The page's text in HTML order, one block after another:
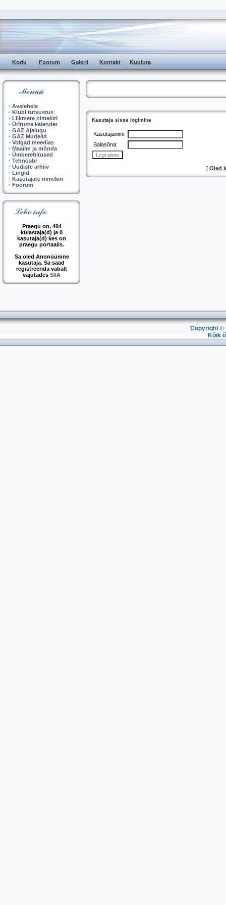
Kodu Foorum Galerii Kontakt Kuuluta
· Avalehele
· Klubi tutvustus
· Liikmete nimekiri
· Ürituste kalender
· GAZ Ajalugu
· GAZ Mudelid
· Volgad meedias
· Maailm ja mõnda
· Ümberehitused
· Tehnoabi
· Uudiste arhiiv
· Lingid
· Kasutajate nimekiri
· Foorum
Praegu on, 404
külastaja(d) ja 0
kasutaja(d) kes on
praegu portaalis.
Sa oled Anonüümne
kasutaja. Sa saad
registreerida vabalt
vajutades SIIA
Kasutaja sisse logimine
Kasutajanimi:
Salasõna:
[ Oled
Copyright ©
Kõik